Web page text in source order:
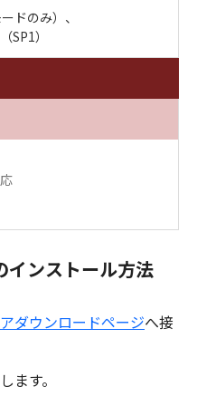
ドのみ）、
）
インストール方法
ダウンロードページへ接
ます。